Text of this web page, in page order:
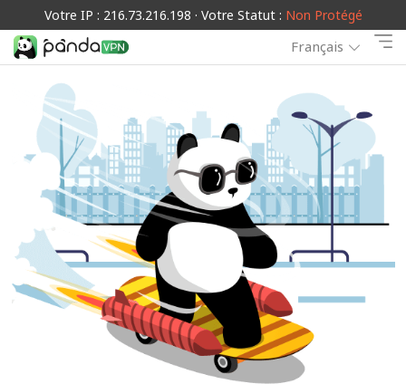
Votre IP : 216.73.216.198 · Votre Statut : Non Protégé
Français